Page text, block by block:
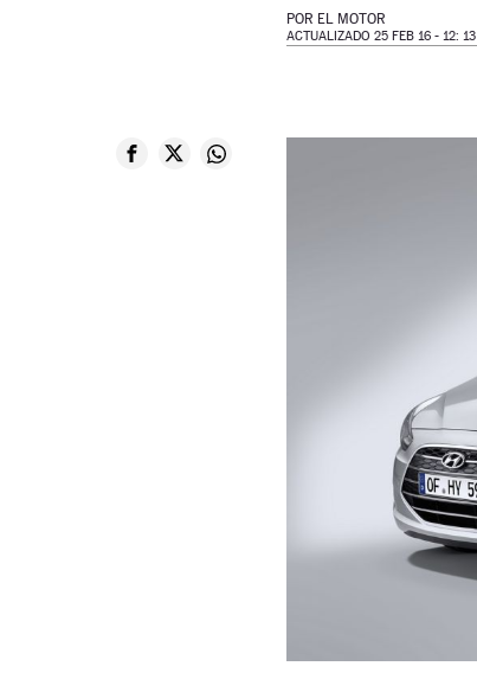
POR EL MOTOR
ACTUALIZADO 25 FEB 16 - 12: 13